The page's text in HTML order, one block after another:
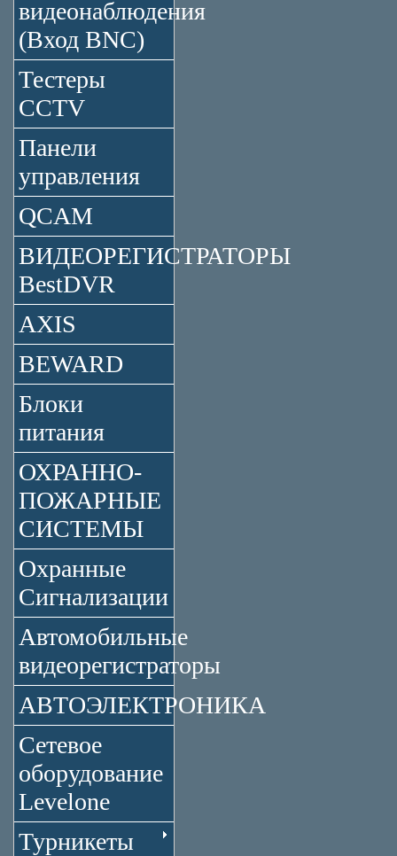
видеонаблюдения
(Вход BNC)
Тестеры
CCTV
Панели
управления
QCAM
ВИДЕОРЕГИСТРАТОРЫ
BestDVR
AXIS
BEWARD
Блоки
питания
ОХРАННО-
ПОЖАРНЫЕ
СИСТЕМЫ
Охранные
Сигнализации
Автомобильные
видеорегистраторы
АВТОЭЛЕКТРОНИКА
Сетевое
оборудование
Levelone
Турникеты